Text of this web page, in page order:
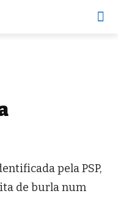
pela PSP,
de burla num